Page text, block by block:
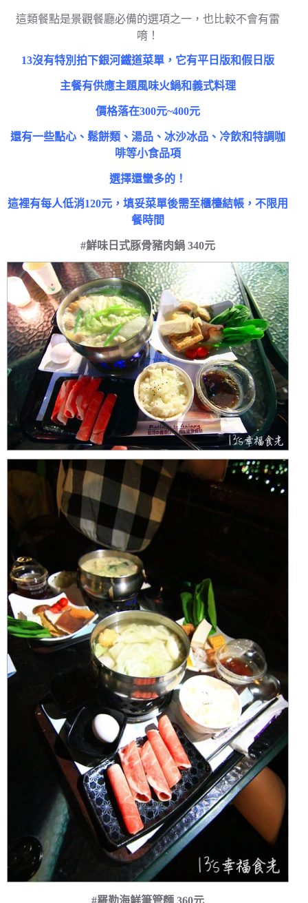
這類餐點是景觀餐廳必備的選項之一，也比較不會有雷
唷！
13沒有特別拍下銀河鐵道菜單，它有平日版和假日版
主餐有供應主題風味火鍋和義式料理
價格落在300元~400元
還有一些點心、鬆餅類、湯品、冰沙冰品、冷飲和特調咖
啡等小食品項
選擇還蠻多的！
這裡有每人低消120元，填妥菜單後需至櫃檯結帳，不限用
餐時間
#鮮味日式豚骨豬肉鍋 340元
#羅勒海鮮筆管麵 360元